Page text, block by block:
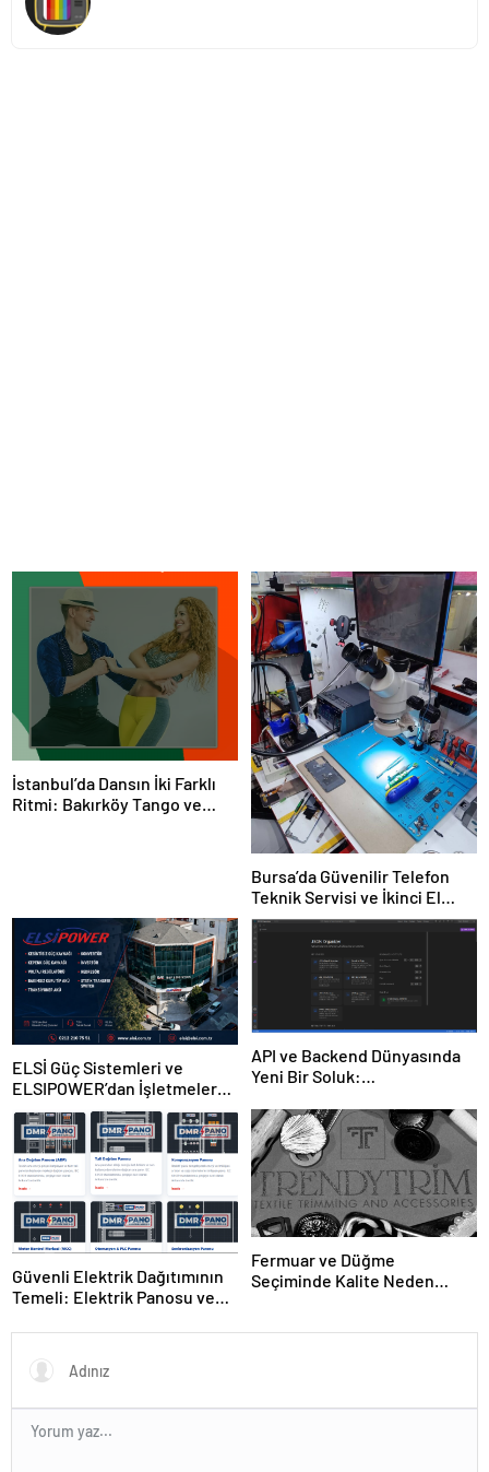
İstanbul’da Dansın İki Farklı
Ritmi: Bakırköy Tango ve
Bursa’da Güvenilir Telefon
Teknik Servisi ve İkinci El
Cihaz Alım Satımı: Ulaş
İletişim
ELSİ Güç Sistemleri ve
ELSIPOWER’dan İşletmelere
Güvenilir Enerji Çözümleri
API ve Backend Dünyasında
Yeni Bir Soluk:
Güvenli Elektrik Dağıtımının
Temeli: Elektrik Panosu ve
Fermuar ve Düğme
Seçiminde Kalite Neden